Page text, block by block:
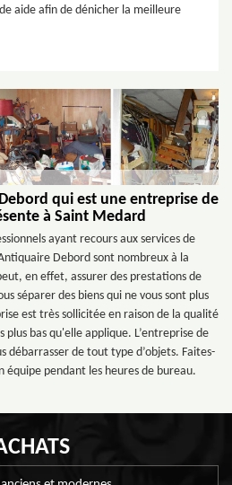
aide afin de dénicher la meilleure
qui est une entreprise de
à Saint Medard
ayant recours aux services de
Debord sont nombreux à la
en effet, assurer des prestations de
séparer des biens qui ne vous sont plus
est très sollicitée en raison de la qualité
plus bas qu'elle applique. L’entreprise de
débarrasser de tout type d’objets. Faites-
équipe pendant les heures de bureau.